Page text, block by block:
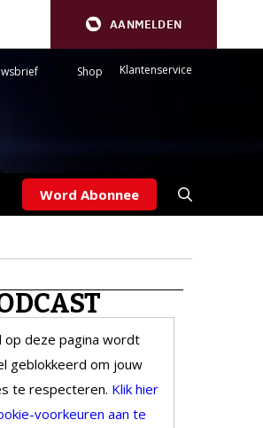
AANMELDEN
Shop Klantenservice
Word Abonnee
op deze pagina wordt
geblokkeerd om jouw
te respecteren. Klik hier
voorkeuren aan te